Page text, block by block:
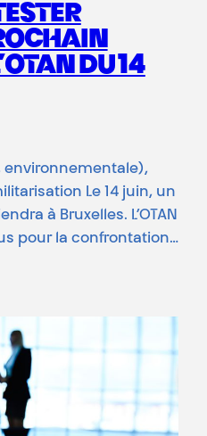
DU 14
environnementale),
Le 14 juin, un
à Bruxelles. L’OTAN
pour la confrontation…